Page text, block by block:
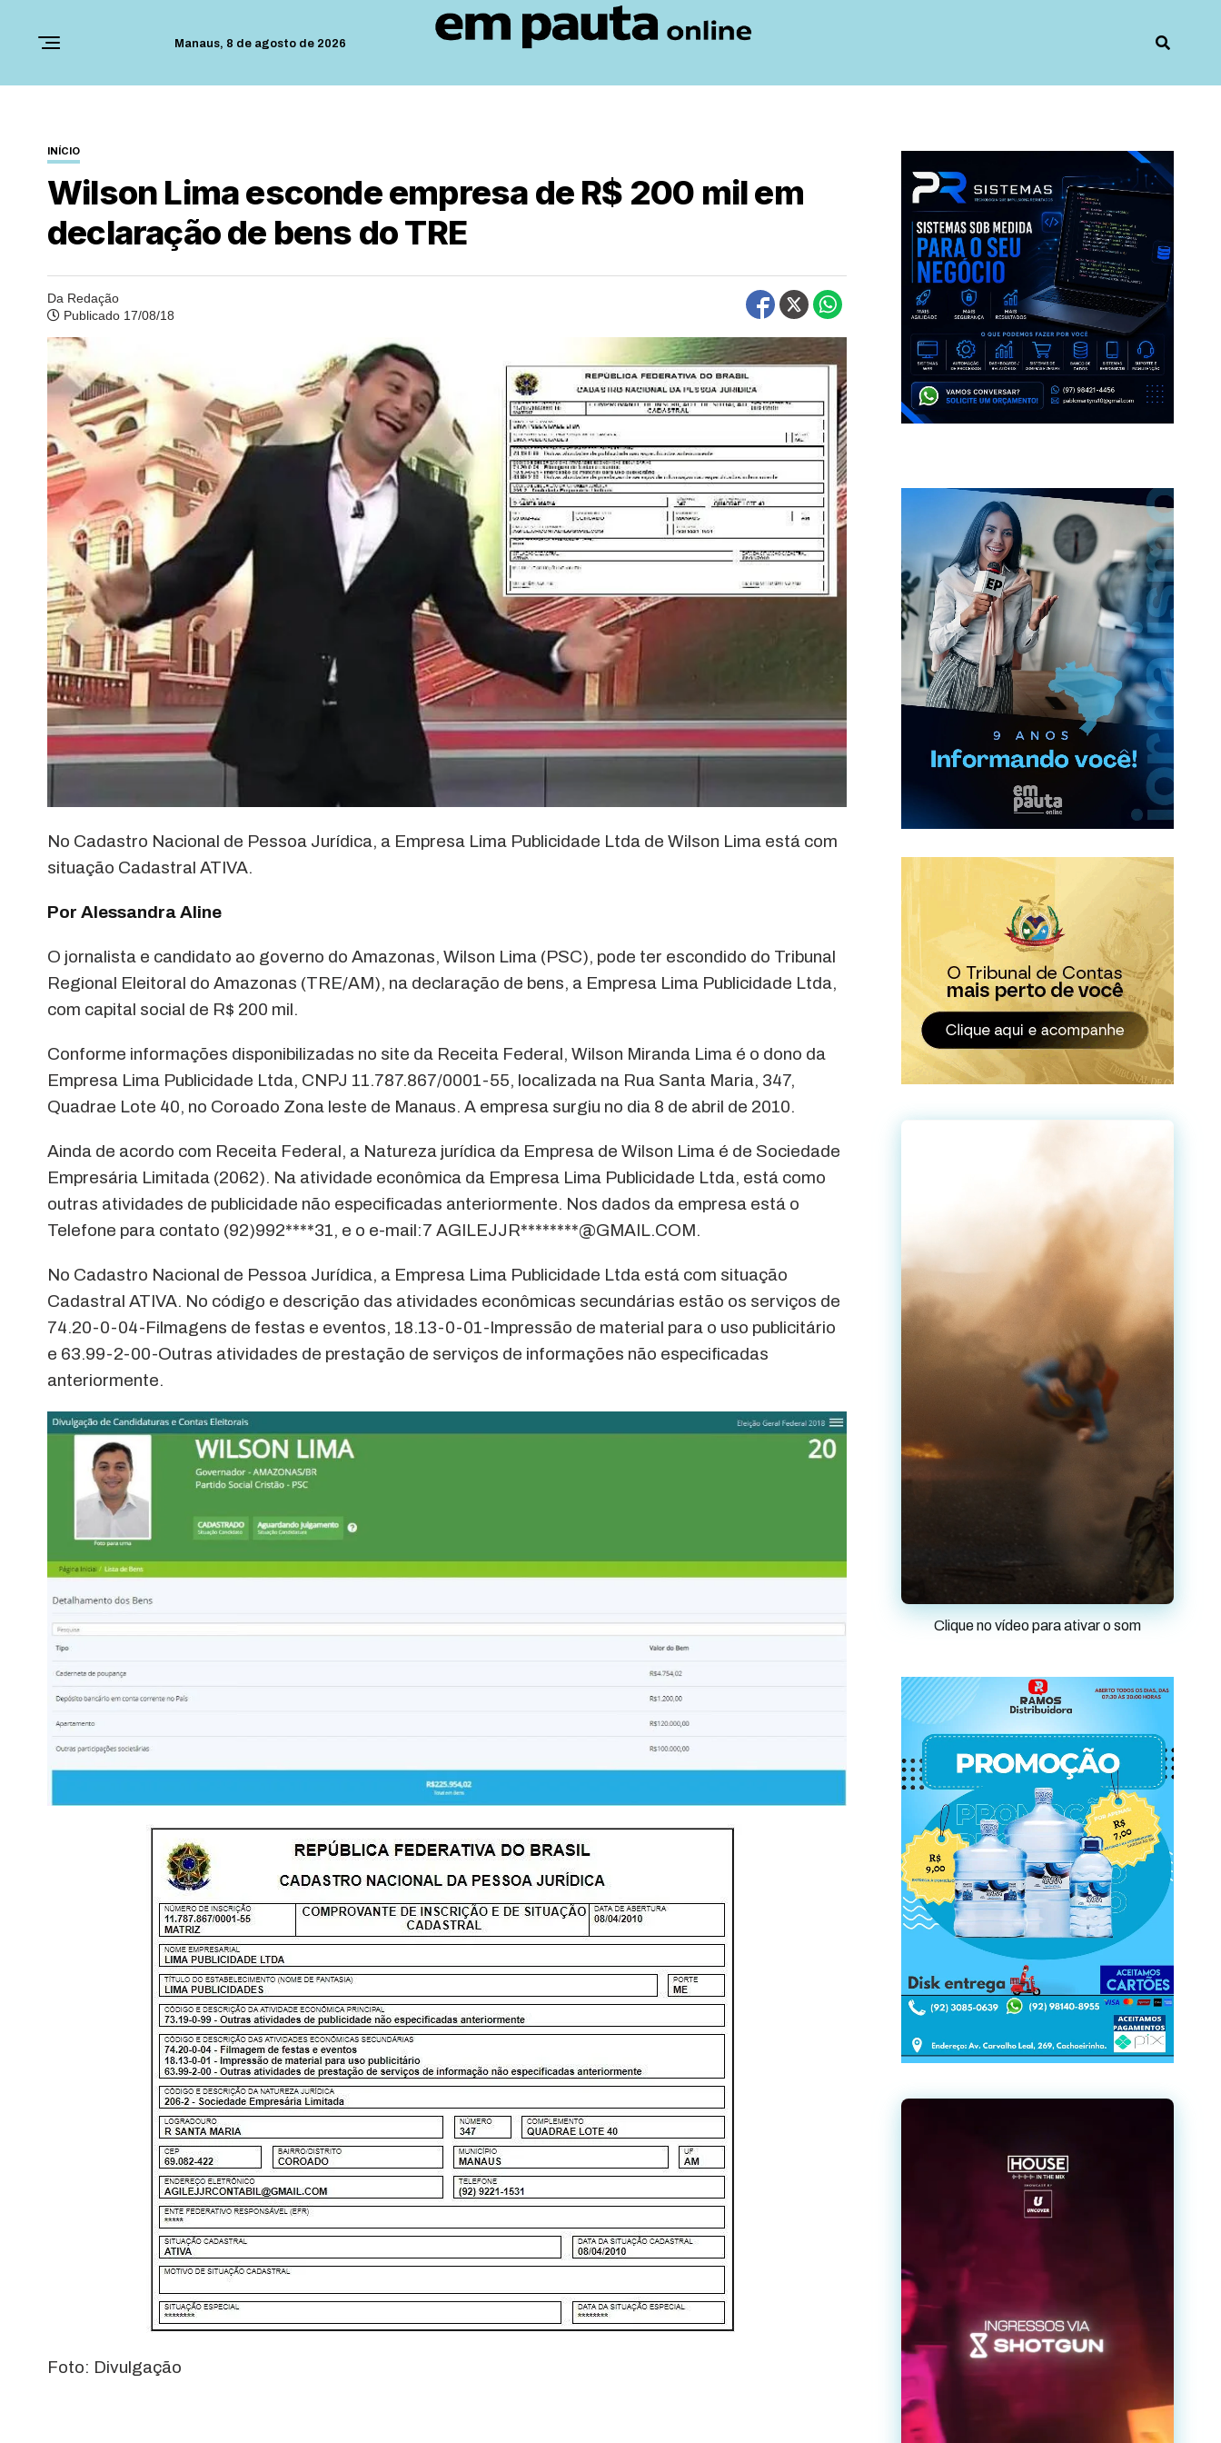
Manaus, 8 de agosto de 2026
INÍCIO
Wilson Lima esconde empresa de R$ 200 mil em
declaração de bens do TRE
Da Redação
Publicado 17/08/18
No Cadastro Nacional de Pessoa Jurídica, a Empresa Lima Publicidade Ltda de Wilson Lima está com
situação Cadastral ATIVA.
Por Alessandra Aline
O jornalista e candidato ao governo do Amazonas, Wilson Lima (PSC), pode ter escondido do Tribunal
Regional Eleitoral do Amazonas (TRE/AM), na declaração de bens, a Empresa Lima Publicidade Ltda,
com capital social de R$ 200 mil.
Conforme informações disponibilizadas no site da Receita Federal, Wilson Miranda Lima é o dono da
Empresa Lima Publicidade Ltda, CNPJ 11.787.867/0001-55, localizada na Rua Santa Maria, 347,
Quadrae Lote 40, no Coroado Zona leste de Manaus. A empresa surgiu no dia 8 de abril de 2010.
Ainda de acordo com Receita Federal, a Natureza jurídica da Empresa de Wilson Lima é de Sociedade
Empresária Limitada (2062). Na atividade econômica da Empresa Lima Publicidade Ltda, está como
outras atividades de publicidade não especificadas anteriormente. Nos dados da empresa está o
Telefone para contato (92)992****31, e o e-mail:7 AGILEJJR********@GMAIL.COM.
No Cadastro Nacional de Pessoa Jurídica, a Empresa Lima Publicidade Ltda está com situação
Cadastral ATIVA. No código e descrição das atividades econômicas secundárias estão os serviços de
74.20-0-04-Filmagens de festas e eventos, 18.13-0-01-Impressão de material para o uso publicitário
e 63.99-2-00-Outras atividades de prestação de serviços de informações não especificadas
anteriormente.
Foto: Divulgação
Clique no vídeo para ativar o som